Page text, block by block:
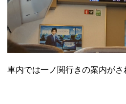
車内では一ノ関行きの案内がさ